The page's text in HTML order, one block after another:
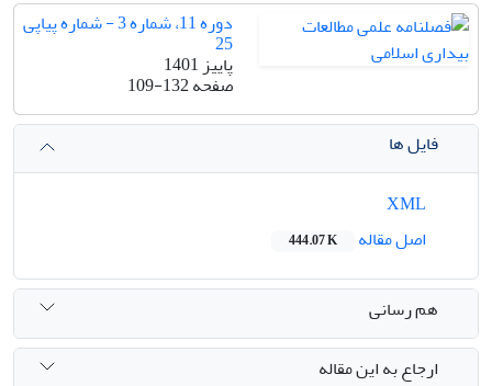
دوره 11، شماره 3 - شماره پیاپی
25
پاییز 1401
صفحه109-132
فایل ها
اصل مقاله
444.07 K
هم رسانی
ارجاع به این مقاله